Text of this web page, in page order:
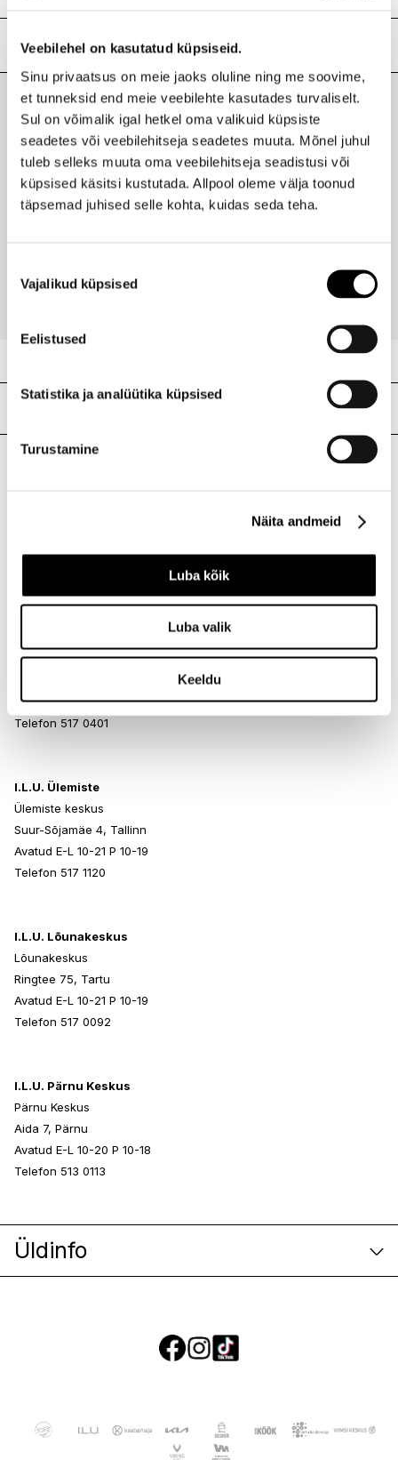
Veebilehel on kasutatud küpsiseid.
Sinu privaatsus on meie jaoks oluline ning me soovime,
et tunneksid end meie veebilehte kasutades turvaliselt.
Sul on võimalik igal hetkel oma valikuid küpsiste
seadetes või veebilehitseja seadetes muuta. Mõnel juhul
tuleb selleks muuta oma veebilehitseja seadistusi või
küpsised käsitsi kustutada. Allpool oleme välja toonud
täpsemad juhised selle kohta, kuidas seda teha.
valik
Vajalikud küpsised
Eelistused
Statistika ja analüütika küpsised
Turustamine
Näita andmeid
Luba kõik
Luba valik
Keeldu
Alba, Copernicia Cerifera Cera, PEG-45 Stearate,
Acrylates/VA Copolymer, Cetearyl Alcohol, Triethanolamine,
Dipropylene Glycol, Butylene Glycol,
Caprylic/Capric/Myristic/Stearic Triglyceride, Polysorbate
60, PVP, Disodium EDTA, Hydroxyethylcellulose, Silica,
Synthetic Fluorphlogopite, Methicone, BHT, Hydrolyzed Silk,
Serica Powder, Phenoxyethanol, Chlorphenesin, Sodium
Dehydroacetate, CI 77120, CI 77266 (nano).
Lisainfo
Kaubamärk
SENSAI
Laokood
H0175110
Viimati vaadatud tooted
Meie poed
Avatud E-L 10-21 P 10-19
Rocca al Mare Kaubanduskeskus
Avatud E-L 10-21 P 10-19
Telefon 517 0401
I.L.U. Ülemiste
Ülemiste keskus
Suur-Sõjamäe 4, Tallinn
Avatud E-L 10-21 P 10-19
Telefon 517 1120
I.L.U. Lõunakeskus
Lõunakeskus
Ringtee 75, Tartu
Avatud E-L 10-21 P 10-19
Telefon 517 0092
I.L.U. Pärnu Keskus
Pärnu Keskus
Aida 7, Pärnu
Avatud E-L 10-20 P 10-18
Telefon 513 0113
Üldinfo